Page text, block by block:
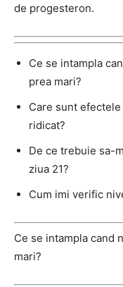
de progesteron.
Ce se intampla
prea mari?
Care sunt
ridicat?
De ce trebuie sa-
ziua 21?
Cum imi verific
Ce se intampla cand
mari?